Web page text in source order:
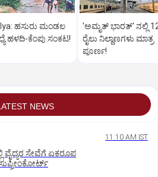
ಹಸುರು ಮಂಡಲ
ಹಳದಿ-ಕೆಂಪು ಸಂಕಟ!
'ಅಮೃತ್‌ ಭಾರತ್‌' ನಲ್ಲಿ
ರೈಲು ನಿಲ್ದಾಣಗಳು ಮಾತ್ರ
ಪೂರ್ಣ!
NEWS
11:10 AM IST
ವೈದ್ಯರ ಸೇವೆಗೆ ಏಕರೂಪ